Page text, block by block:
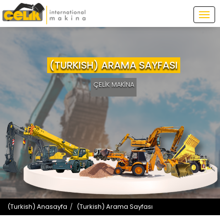
(TURKISH) ARAMA SAYFASI
ÇELİK MAKİNA
(Turkish) Anasayfa (Turkish) Arama Sayfası